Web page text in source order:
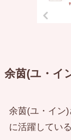
余茵(ユ・イ
余茵(ユ・イン
に活躍してい